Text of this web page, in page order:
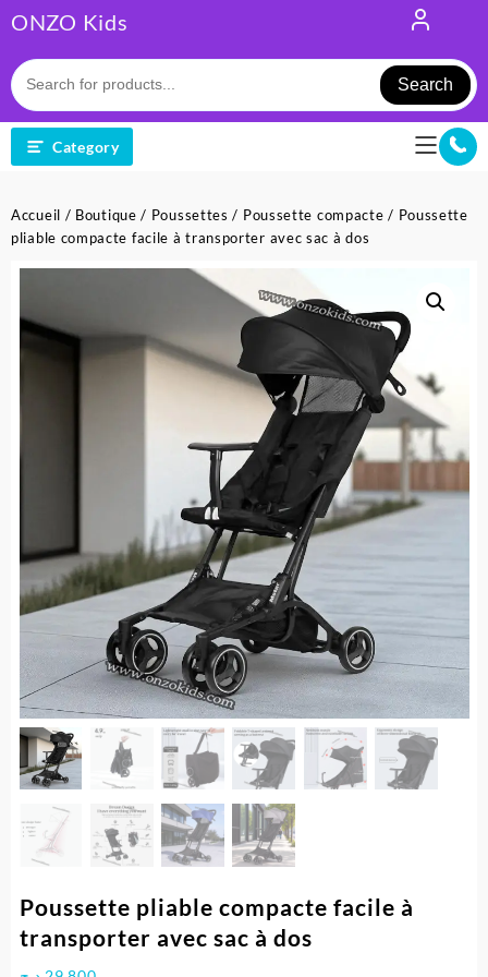
to
content
ONZO Kids
Search
Category
Accueil / Boutique / Poussettes / Poussette compacte / Poussette
pliable compacte facile à transporter avec sac à dos
Poussette pliable compacte facile à
transporter avec sac à dos